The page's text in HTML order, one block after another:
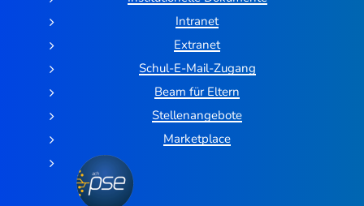
Intranet
Extranet
Schul-E-Mail-Zugang
Beam für Eltern
Stellenangebote
Marketplace